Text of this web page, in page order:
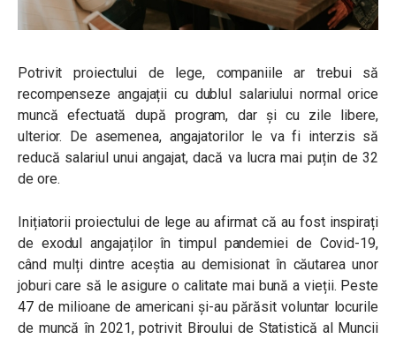
Potrivit proiectului de lege, companiile ar trebui să
recompenseze angajații cu dublul salariului normal orice
muncă efectuată după program, dar și cu zile libere,
ulterior. De asemenea, angajatorilor le va fi interzis să
reducă salariul unui angajat, dacă va lucra mai puțin de 32
de ore.
Inițiatorii proiectului de lege au afirmat că au fost inspirați
de exodul angajaților în timpul pandemiei de Covid-19,
când mulți dintre aceștia au demisionat în căutarea unor
joburi care să le asigure o calitate mai bună a vieții. Peste
47 de milioane de americani și-au părăsit voluntar locurile
de muncă în 2021, potrivit Biroului de Statistică al Muncii